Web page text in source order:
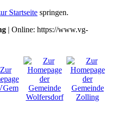
Startseite springen.
| Online: https://www.vg-